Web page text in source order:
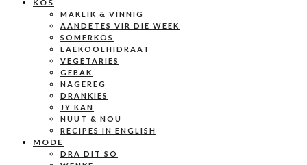
KOS
MAKLIK & VINNIG
AANDETES VIR DIE WEEK
SOMERKOS
LAEKOOLHIDRAAT
VEGETARIES
GEBAK
NAGEREG
DRANKIES
JY KAN
NUUT & NOU
RECIPES IN ENGLISH
MODE
DRA DIT SO